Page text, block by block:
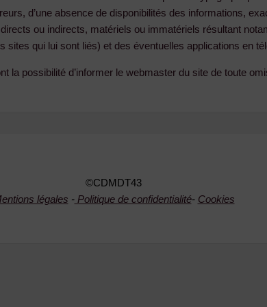
d’une absence de disponibilités des informations,
ou indirects, matériels ou immatériels résultant
sites qui lui sont liés) et des éventuelles applications en
la possibilité d’informer le webmaster du site de toute
©CDMDT43
légales -Politique de confidentialité- Cookies